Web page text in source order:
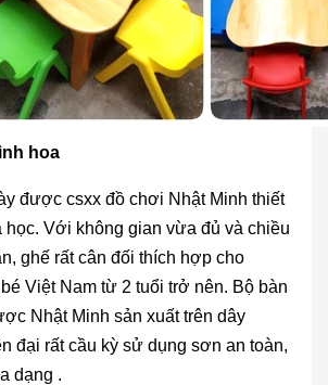
hoa
được csxx đồ chơi Nhật Minh thiết
học. Với không gian vừa đủ và chiều
ghế rất cân đối thích hợp cho
Việt Nam từ 2 tuổi trở nên. Bộ bàn
Nhật Minh sản xuất trên dây
đại rất cầu kỳ sử dụng sơn an toàn,
dạng .